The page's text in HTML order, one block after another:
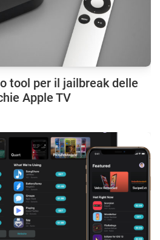
tool per il jailbreak delle
Apple TV